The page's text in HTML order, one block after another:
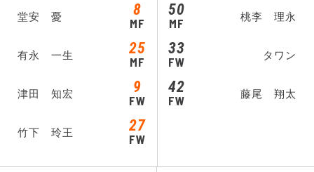
堂安 憂 8
MF
有永 一生 25
MF
津田 知宏 9
FW
竹下 玲王 27
FW
MF
50 桃李 理永
FW
33 タワン
FW
42 藤尾 翔太